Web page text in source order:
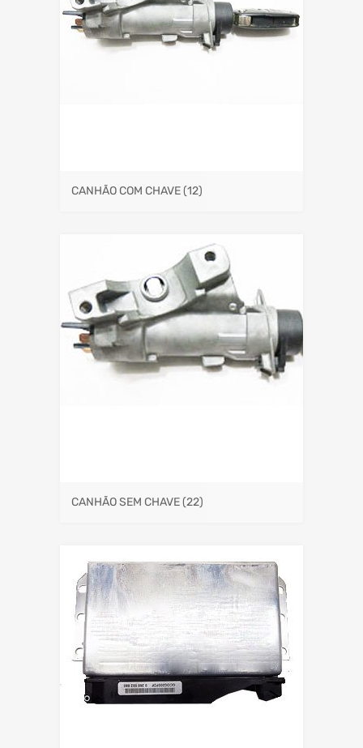
CANHÃO COM CHAVE(12)
CANHÃO SEM CHAVE(22)